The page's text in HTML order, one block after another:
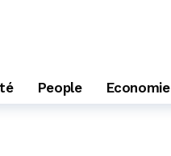
People Economie